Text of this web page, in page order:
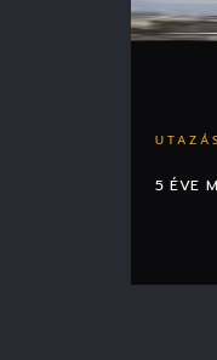
UTAZÁS
5 ÉVE